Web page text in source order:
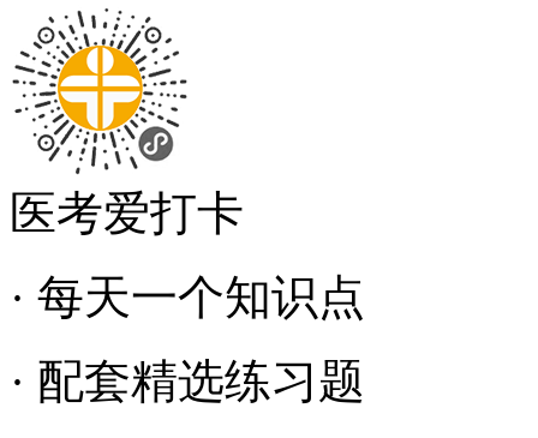
医考爱打卡
· 每天一个知识点
· 配套精选练习题